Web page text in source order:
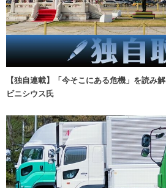
【独自連載】「今そこにある危機」を読み
ビニシウス氏